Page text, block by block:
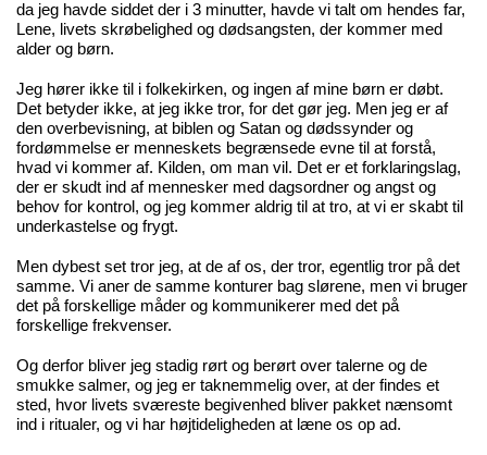
da jeg havde siddet der i 3 minutter, havde vi talt om hendes far,
Lene, livets skrøbelighed og dødsangsten, der kommer med
alder og børn.
Jeg hører ikke til i folkekirken, og ingen af mine børn er døbt.
Det betyder ikke, at jeg ikke tror, for det gør jeg. Men jeg er af
den overbevisning, at biblen og Satan og dødssynder og
fordømmelse er menneskets begrænsede evne til at forstå,
hvad vi kommer af. Kilden, om man vil. Det er et forklaringslag,
der er skudt ind af mennesker med dagsordner og angst og
behov for kontrol, og jeg kommer aldrig til at tro, at vi er skabt til
underkastelse og frygt.
Men dybest set tror jeg, at de af os, der tror, egentlig tror på det
samme. Vi aner de samme konturer bag slørene, men vi bruger
det på forskellige måder og kommunikerer med det på
forskellige frekvenser.
Og derfor bliver jeg stadig rørt og berørt over talerne og de
smukke salmer, og jeg er taknemmelig over, at der findes et
sted, hvor livets sværeste begivenhed bliver pakket nænsomt
ind i ritualer, og vi har højtideligheden at læne os op ad.